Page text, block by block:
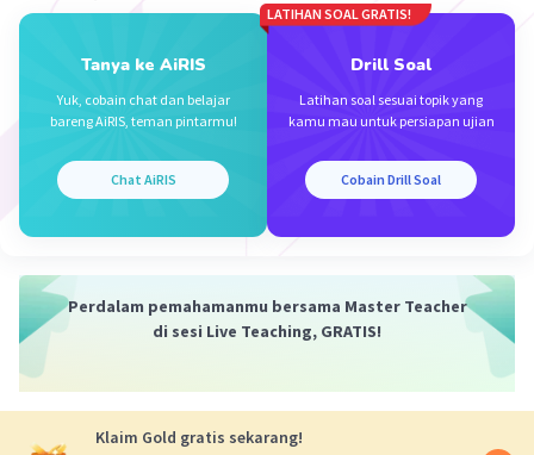
Tanya ke AiRIS
Yuk, cobain chat dan belajar
bareng AiRIS, teman pintarmu!
Chat AiRIS
LATIHAN SOAL GRATIS!
Drill Soal
Latihan soal sesuai topik yang
kamu mau untuk persiapan ujian
Cobain Drill Soal
Perdalam pemahamanmu bersama Master Teacher
di sesi Live Teaching, GRATIS!
Klaim Gold gratis sekarang!